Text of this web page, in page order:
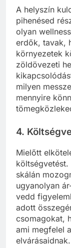
A helyszín
pihenésed
olyan
erdők, tavak,
környezetek
zöldövezeti
milyen
mennyire
4.
Mielőtt
skálán
ugyanolyan
vedd
adott
csomagokat,
ami megfelel
elvárásaidnak.